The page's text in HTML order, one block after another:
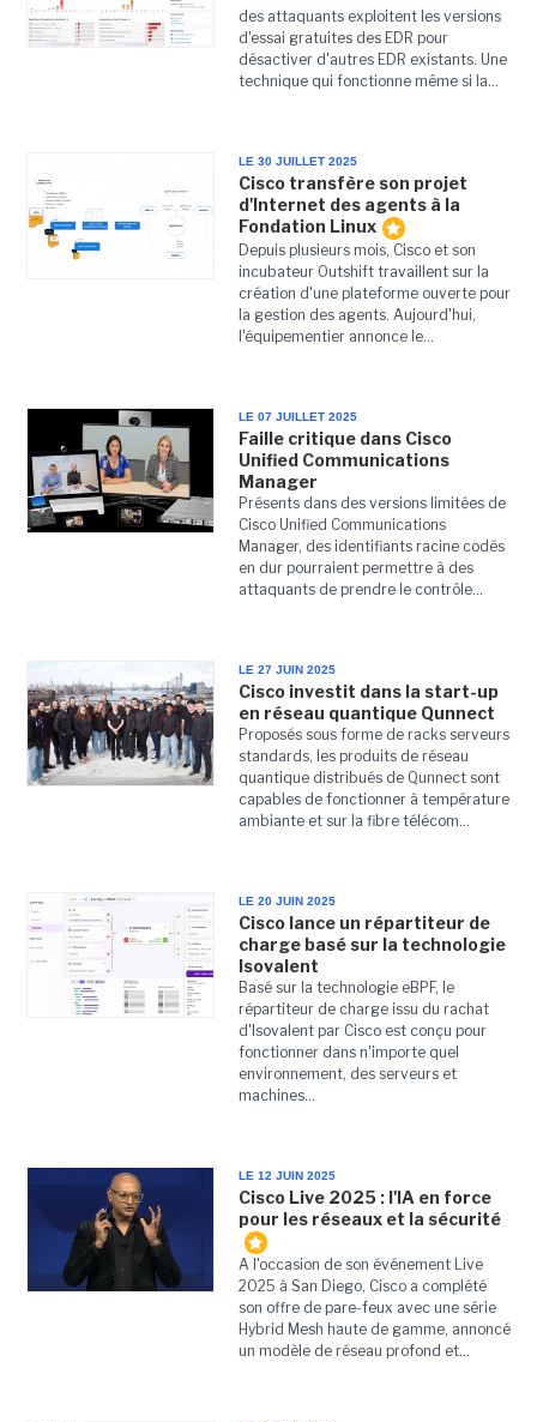
des attaquants exploitent les versions
d'essai gratuites des EDR pour
désactiver d'autres EDR existants. Une
technique qui fonctionne même si la...
LE 30 JUILLET 2025
Cisco transfère son projet
d'Internet des agents à la
Fondation Linux
Depuis plusieurs mois, Cisco et son
incubateur Outshift travaillent sur la
création d'une plateforme ouverte pour
la gestion des agents. Aujourd'hui,
l'équipementier annonce le...
LE 07 JUILLET 2025
Faille critique dans Cisco
Unified Communications
Manager
Présents dans des versions limitées de
Cisco Unified Communications
Manager, des identifiants racine codés
en dur pourraient permettre à des
attaquants de prendre le contrôle...
LE 27 JUIN 2025
Cisco investit dans la start-up
en réseau quantique Qunnect
Proposés sous forme de racks serveurs
standards, les produits de réseau
quantique distribués de Qunnect sont
capables de fonctionner à température
ambiante et sur la fibre télécom...
LE 20 JUIN 2025
Cisco lance un répartiteur de
charge basé sur la technologie
Isovalent
Basé sur la technologie eBPF, le
répartiteur de charge issu du rachat
d'Isovalent par Cisco est conçu pour
fonctionner dans n'importe quel
environnement, des serveurs et
machines...
LE 12 JUIN 2025
Cisco Live 2025 : l'IA en force
pour les réseaux et la sécurité
A l'occasion de son événement Live
2025 à San Diego, Cisco a complété
son offre de pare-feux avec une série
Hybrid Mesh haute de gamme, annoncé
un modèle de réseau profond et...